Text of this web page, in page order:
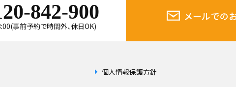
842-900
事前予約で時間外、休日OK)
メールでの
個人情報保護方針